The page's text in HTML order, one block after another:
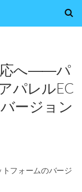
応へ――パ
パレルEC
ージョン
トフォームのバージ